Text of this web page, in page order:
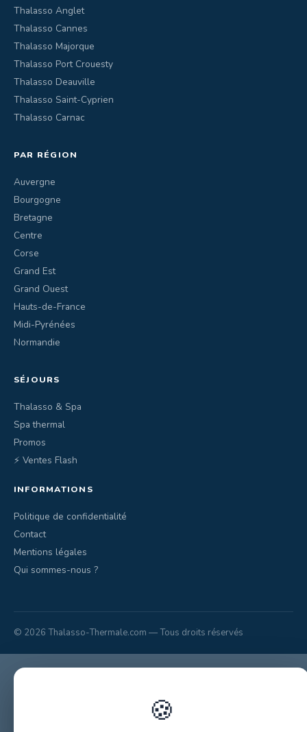
Thalasso Anglet
Thalasso Cannes
Thalasso Majorque
Thalasso Port Crouesty
Thalasso Deauville
Thalasso Saint-Cyprien
Thalasso Carnac
PAR RÉGION
Auvergne
Bourgogne
Bretagne
Centre
Corse
Grand Est
Grand Ouest
Hauts-de-France
Midi-Pyrénées
Normandie
SÉJOURS
Thalasso & Spa
Spa thermal
Promos
⚡ Ventes Flash
INFORMATIONS
Politique de confidentialité
Contact
Mentions légales
Qui sommes-nous ?
© 2026 Thalasso-Thermale.com — Tous droits réservés
🍪